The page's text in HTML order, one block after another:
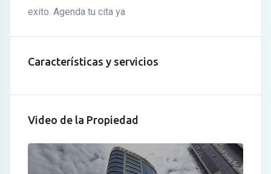
exito. Agenda tu cita ya
Características y servicios
Video de la Propiedad